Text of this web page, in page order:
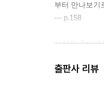
부터 만나보기
--- p.158
사람을 죽여야
못 빼는 망치
출판사 리뷰